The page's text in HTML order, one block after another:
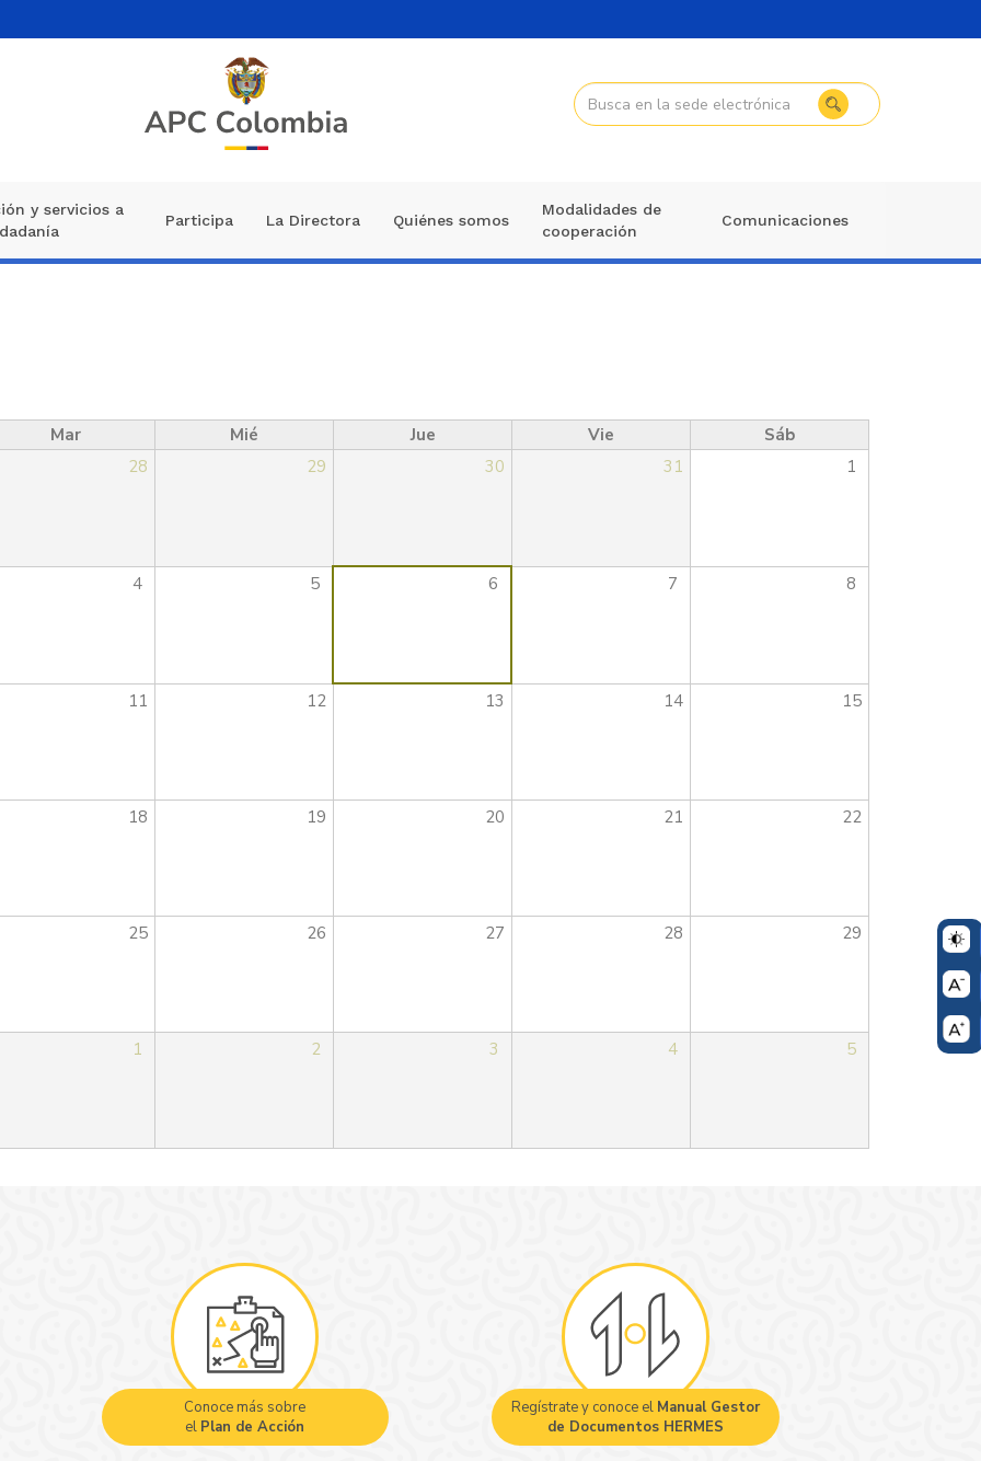
y servicios a
Participa La Directora Quiénes somos
Modalidades de
cooperación
Comunicaciones
Mar Mié Jue Vie
Sáb
28 29 30 31 1
4 5 6 7 8
11 12 13 14 15
18 19 20 21 22
25 26 27 28 29
1 2 3 4 5
Conoce más sobre
el Plan de Acción
Regístrate y conoce el Manual Gestor
de Documentos HERMES